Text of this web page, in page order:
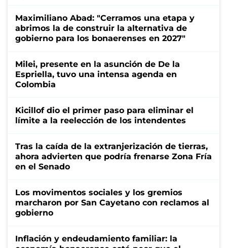
Maximiliano Abad: "Cerramos una etapa y
abrimos la de construir la alternativa de
gobierno para los bonaerenses en 2027"
Milei, presente en la asunción de De la
Espriella, tuvo una intensa agenda en
Colombia
Kicillof dio el primer paso para eliminar el
límite a la reelección de los intendentes
Tras la caída de la extranjerización de tierras,
ahora advierten que podría frenarse Zona Fría
en el Senado
Los movimentos sociales y los gremios
marcharon por San Cayetano con reclamos al
gobierno
Inflación y endeudamiento familiar: la